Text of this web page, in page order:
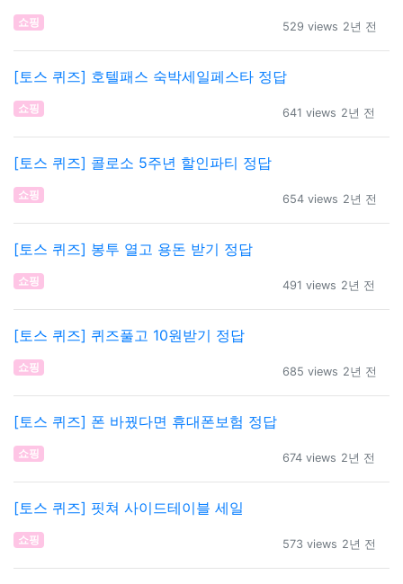
쇼핑 529 views 2년 전
[토스 퀴즈] 호텔패스 숙박세일페스타 정답
쇼핑 641 views 2년 전
[토스 퀴즈] 콜로소 5주년 할인파티 정답
쇼핑 654 views 2년 전
[토스 퀴즈] 봉투 열고 용돈 받기 정답
쇼핑 491 views 2년 전
[토스 퀴즈] 퀴즈풀고 10원받기 정답
쇼핑 685 views 2년 전
[토스 퀴즈] 폰 바꿨다면 휴대폰보험 정답
쇼핑 674 views 2년 전
[토스 퀴즈] 핏쳐 사이드테이블 세일
쇼핑 573 views 2년 전